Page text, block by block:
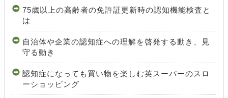
75歳以上の高齢者の免許証更新時の認知機能検査と
は
自治体や企業の認知症への理解を啓発する動き、見
守る動き
認知症になっても買い物を楽しむ英スーパーのスロ
ーショッピング